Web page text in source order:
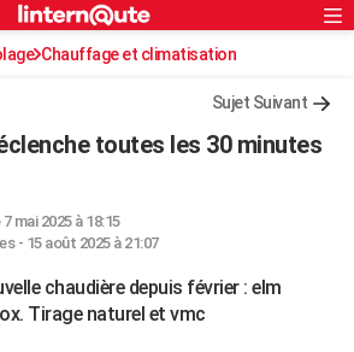
Rechercher
S'inscrire
Connexion
Chauffage et climatisation
gaz- solaire Sujet Suivant
toutes les 30 minutes
mai 2025 à 18:15
- 15 août 2025 à 21:07
chaudière depuis février : elm
Tirage naturel et vmc